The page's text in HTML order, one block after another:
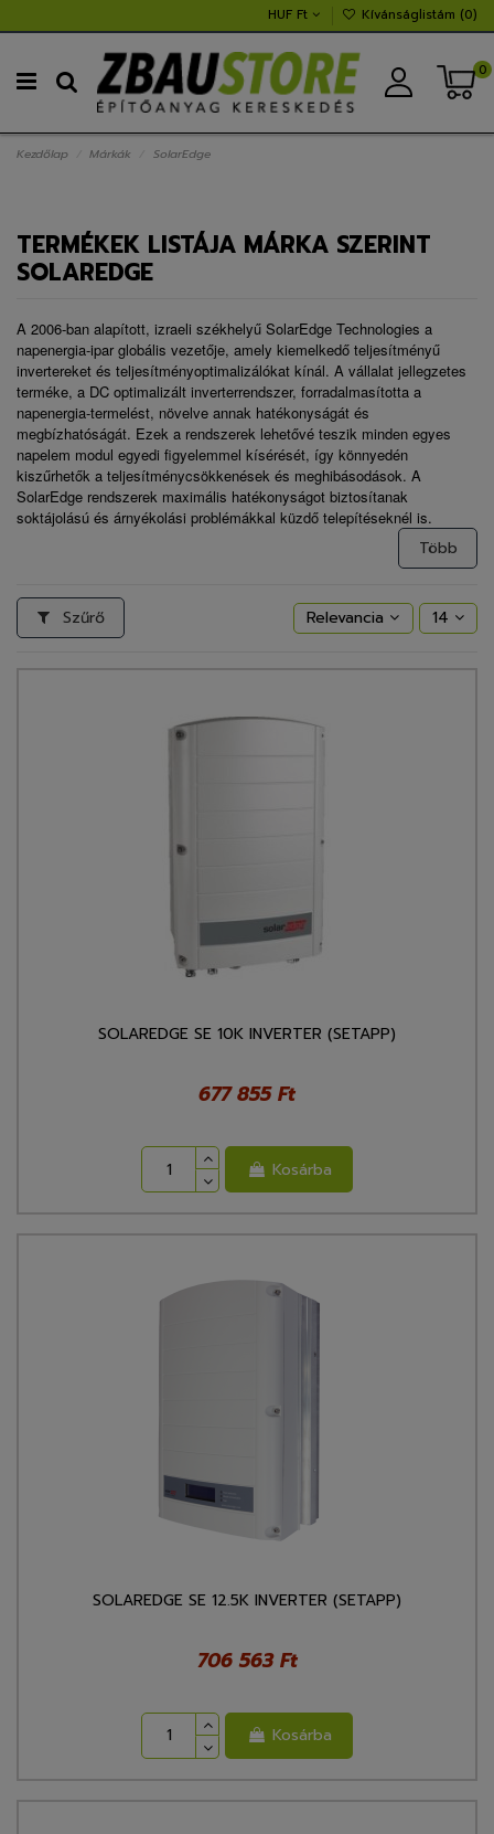
HUF Ft Kívánságlistám (0)
0
Kezdőlap Márkák SolarEdge
TERMÉKEK LISTÁJA MÁRKA SZERINT
SOLAREDGE
A 2006-ban alapított, izraeli székhelyű SolarEdge Technologies a
napenergia-ipar globális vezetője, amely kiemelkedő teljesítményű
invertereket és teljesítményoptimalizálókat kínál. A vállalat jellegzetes
terméke, a DC optimalizált inverterrendszer, forradalmasította a
napenergia-termelést, növelve annak hatékonyságát és
megbízhatóságát. Ezek a rendszerek lehetővé teszik minden egyes
napelem modul egyedi figyelemmel kísérését, így könnyedén
kiszűrhetők a teljesítménycsökkenések és meghibásodások. A
SolarEdge rendszerek maximális hatékonyságot biztosítanak
soktájolású és árnyékolási problémákkal küzdő telepítéseknél is.
Több
Szűrő Relevancia 14
SOLAREDGE SE 10K INVERTER (SETAPP)
677 855 Ft
Kosárba
SOLAREDGE SE 12.5K INVERTER (SETAPP)
706 563 Ft
Kosárba